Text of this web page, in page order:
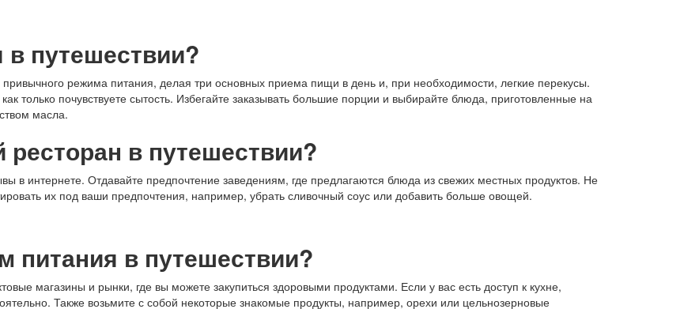
в путешествии?
режима питания, делая три основных приема пищи в день и, при необходимости, легкие перекусы.
только почувствуете сытость. Избегайте заказывать большие порции и выбирайте блюда, приготовленные на
масла.
в путешествии?
в интернете. Отдавайте предпочтение заведениям, где предлагаются блюда из свежих местных продуктов. Не
их под ваши предпочтения, например, убрать сливочный соус или добавить больше овощей.
питания в путешествии?
магазины и рынки, где вы можете закупиться здоровыми продуктами. Если у вас есть доступ к кухне,
Также возьмите с собой некоторые знакомые продукты, например, орехи или цельнозерновые